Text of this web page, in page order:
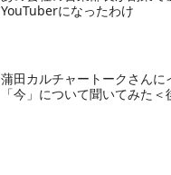
YouTuberになったわけ
蒲田カルチャートークさん
「今」について聞いてみた＜